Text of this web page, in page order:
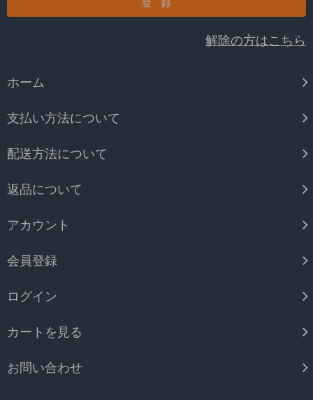
解除の方はこちら
ホーム
支払い方法について
配送方法について
返品について
アカウント
会員登録
ログイン
カートを見る
お問い合わせ